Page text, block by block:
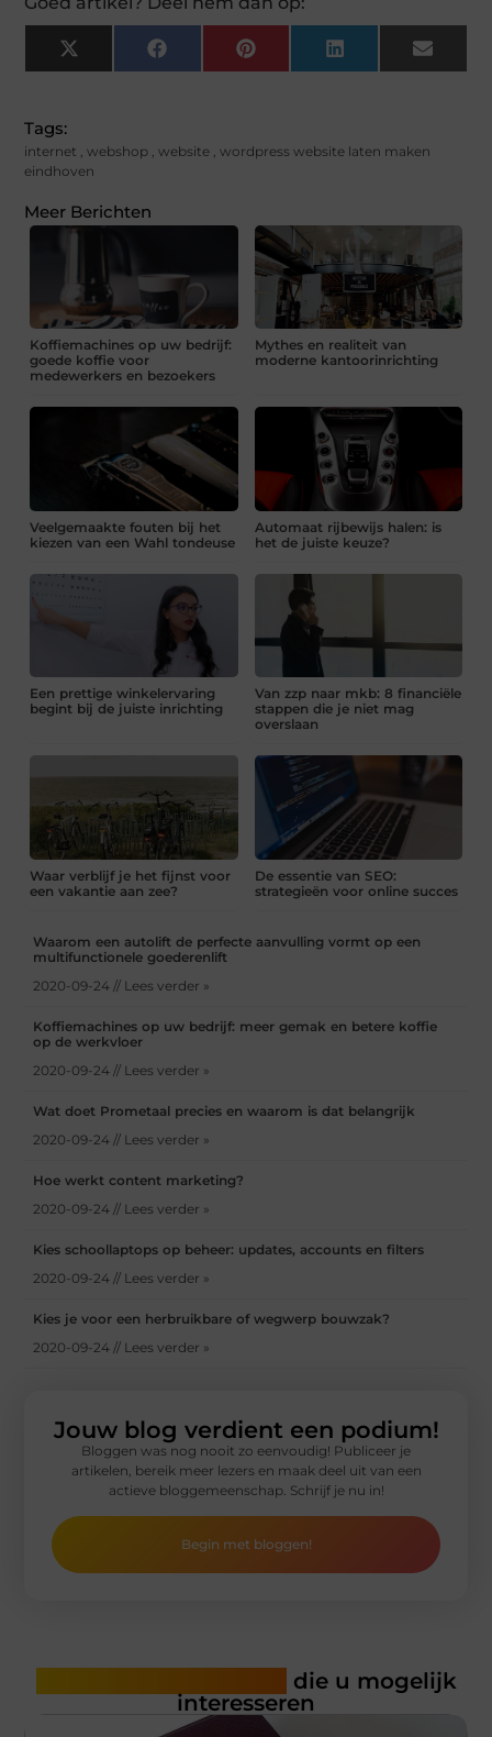
X
(Twitter)
FacebookPinterest LinkedIn Email
Tags:
internet ,webshop ,website ,wordpress website laten maken
eindhoven
Meer Berichten
Koffiemachines op uw bedrijf:
goede koffie voor
medewerkers en bezoekers
Mythes en realiteit van
moderne kantoorinrichting
Veelgemaakte fouten bij het
kiezen van een Wahl tondeuse
Automaat rijbewijs halen: is
het de juiste keuze?
Een prettige winkelervaring
begint bij de juiste inrichting
Van zzp naar mkb: 8 financiële
stappen die je niet mag
overslaan
Waar verblijf je het fijnst voor
een vakantie aan zee?
De essentie van SEO:
strategieën voor online succes
Waarom een autolift de perfecte aanvulling vormt op een
multifunctionele goederenlift
2020-09-24 // Lees verder »
Koffiemachines op uw bedrijf: meer gemak en betere koffie
op de werkvloer
2020-09-24 // Lees verder »
Wat doet Prometaal precies en waarom is dat belangrijk
2020-09-24 // Lees verder »
Hoe werkt content marketing?
2020-09-24 // Lees verder »
Kies schoollaptops op beheer: updates, accounts en filters
2020-09-24 // Lees verder »
Kies je voor een herbruikbare of wegwerp bouwzak?
2020-09-24 // Lees verder »
Jouw blog verdient een podium!
Bloggen was nog nooit zo eenvoudig! Publiceer je
artikelen, bereik meer lezers en maak deel uit van een
actieve bloggemeenschap. Schrijf je nu in!
Begin met bloggen!
die u mogelijk
interesseren